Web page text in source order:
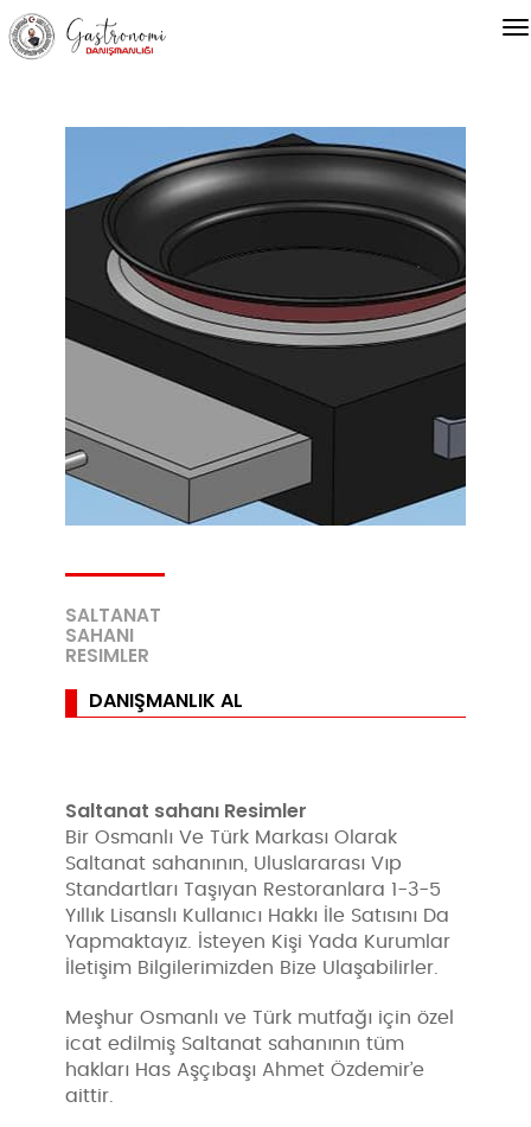
SALTANAT
SAHANI
RESIMLER
DANIŞMANLIK AL
Saltanat sahanı Resimler
Bir Osmanlı Ve Türk Markası Olarak
Saltanat sahanının, Uluslararası Vıp
Standartları Taşıyan Restoranlara 1-3-5
Yıllık Lisanslı Kullanıcı Hakkı İle Satısını Da
Yapmaktayız. İsteyen Kişi Yada Kurumlar
İletişim Bilgilerimizden Bize Ulaşabilirler.
Meşhur Osmanlı ve Türk mutfağı için özel
icat edilmiş Saltanat sahanının tüm
hakları Has Aşçıbaşı Ahmet Özdemir’e
aittir.